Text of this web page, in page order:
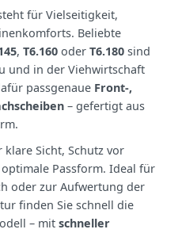
für Vielseitigkeit,
Beliebte
, T6.160 oder T6.180 sind
und in der Viehwirtschaft
passgenaue Front-,
– gefertigt aus
Sicht, Schutz vor
Passform. Ideal für
oder zur Aufwertung der
finden Sie schnell die
– mit schneller